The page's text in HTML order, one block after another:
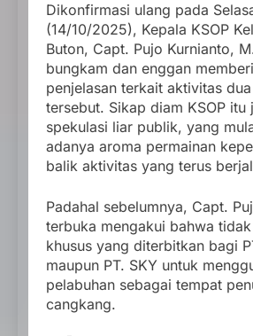
Dikonfirmasi ulang pada
(14/10/2025), Kepala KSOP
Buton, Capt. Pujo Kurnianto,
bungkam dan enggan
penjelasan terkait aktivitas
tersebut. Sikap diam KSOP itu
spekulasi liar publik, yang
adanya aroma permainan
balik aktivitas yang terus
Padahal sebelumnya, Capt.
terbuka mengakui bahwa
khusus yang diterbitkan bagi
maupun PT. SKY untuk
pelabuhan sebagai tempat
cangkang.